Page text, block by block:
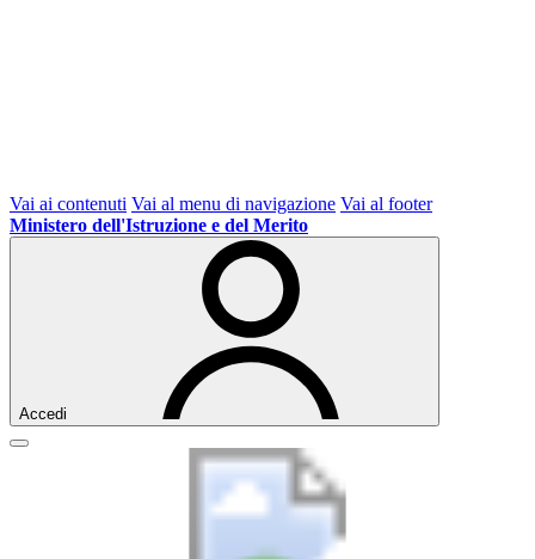
Vai ai contenuti Vai al menu di navigazione Vai al footer
Ministero dell'Istruzione e del Merito
Accedi